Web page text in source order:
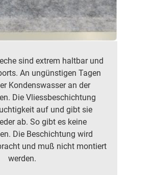
sind extrem haltbar und
An ungünstigen Tagen
Kondenswasser an der
Die Vliessbeschichtung
auf und gibt sie
ab. So gibt es keine
Die Beschichtung wird
und muß nicht montiert
werden.